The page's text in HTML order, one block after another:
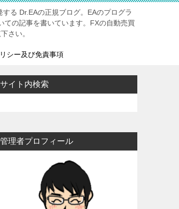
る Dr.EAの正規ブログ。EAのプログラ
ての記事を書いています。FXの自動売買
さい。
シー及び免責事項
サイト内検索
管理者プロフィール